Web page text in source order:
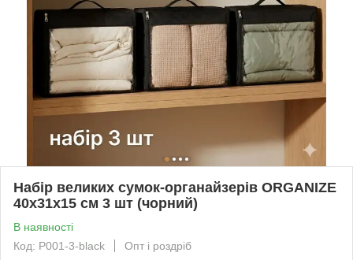
Набір великих сумок-органайзерів ORGANIZE
40х31х15 см 3 шт (чорний)
В наявності
Код: P001-3-black
Опт і роздріб